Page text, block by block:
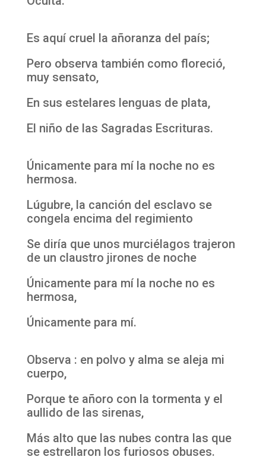
Es aquí cruel la añoranza del país;
Pero observa también como floreció,
muy sensato,
En sus estelares lenguas de plata,
El niño de las Sagradas Escrituras.
Únicamente para mí la noche no es
hermosa.
Lúgubre, la canción del esclavo se
congela encima del regimiento
Se diría que unos murciélagos trajeron
de un claustro jirones de noche
Únicamente para mí la noche no es
hermosa,
Únicamente para mí.
Observa : en polvo y alma se aleja mi
cuerpo,
Porque te añoro con la tormenta y el
aullido de las sirenas,
Más alto que las nubes contra las que
se estrellaron los furiosos obuses.